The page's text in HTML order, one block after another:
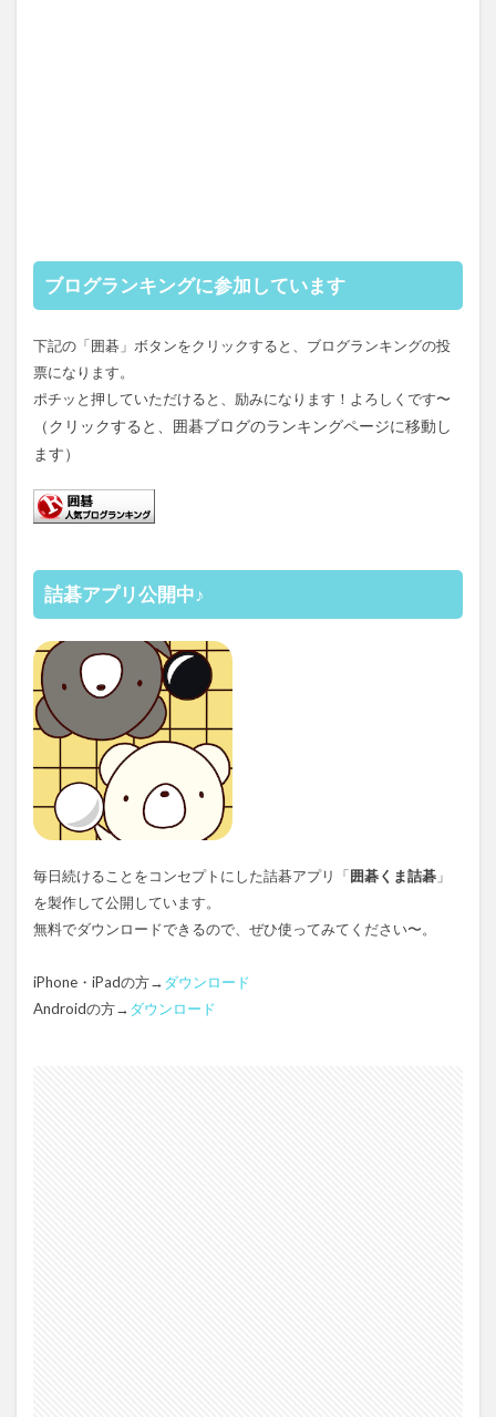
ブログランキングに参加しています
下記の「囲碁」ボタンをクリックすると、ブログランキングの投
票になります。
ポチッと押していただけると、励みになります！よろしくです〜
（クリックすると、囲碁ブログのランキングページに移動し
ます）
詰碁アプリ公開中♪
毎日続けることをコンセプトにした詰碁アプリ「囲碁くま詰碁 」
を製作して公開しています。
無料でダウンロードできるので、ぜひ使ってみてください〜。
iPhone・iPadの方→ダウンロード
Androidの方→ダウンロード